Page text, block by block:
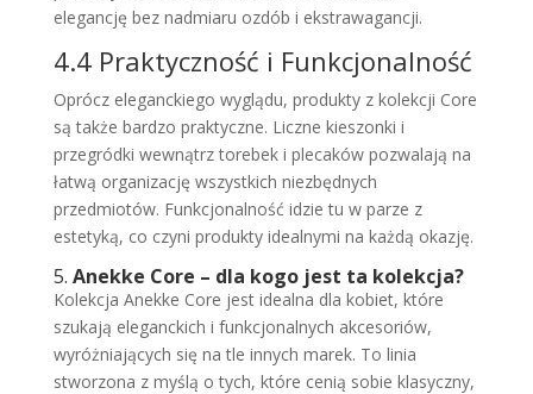
elegancję bez nadmiaru ozdób i ekstrawagancji.
4.4 Praktyczność i Funkcjonalność
Oprócz eleganckiego wyglądu, produkty z kolekcji Core
są także bardzo praktyczne. Liczne kieszonki i
przegródki wewnątrz torebek i plecaków pozwalają na
łatwą organizację wszystkich niezbędnych
przedmiotów. Funkcjonalność idzie tu w parze z
estetyką, co czyni produkty idealnymi na każdą okazję.
5. Anekke Core – dla kogo jest ta kolekcja?
Kolekcja Anekke Core jest idealna dla kobiet, które
szukają eleganckich i funkcjonalnych akcesoriów,
wyróżniających się na tle innych marek. To linia
stworzona z myślą o tych, które cenią sobie klasyczny,